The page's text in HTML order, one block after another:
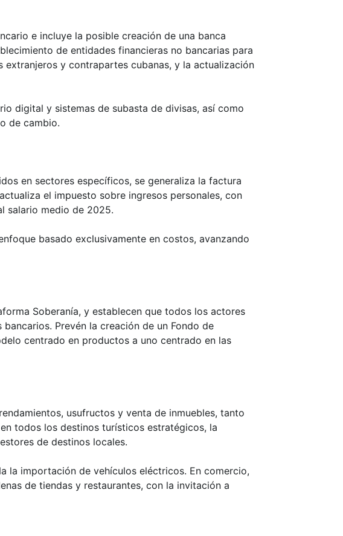
e incluye la posible creación de una banca
de entidades financieras no bancarias para
y contrapartes cubanas, y la actualización
digital y sistemas de subasta de divisas, así como
de cambio.
en sectores específicos, se generaliza la factura
el impuesto sobre ingresos personales, con
salario medio de 2025.
basado exclusivamente en costos, avanzando
Soberanía, y establecen que todos los actores
Prevén la creación de un Fondo de
centrado en productos a uno centrado en las
usufructos y venta de inmuebles, tanto
todos los destinos turísticos estratégicos, la
de destinos locales.
la importación de vehículos eléctricos. En comercio,
de tiendas y restaurantes, con la invitación a